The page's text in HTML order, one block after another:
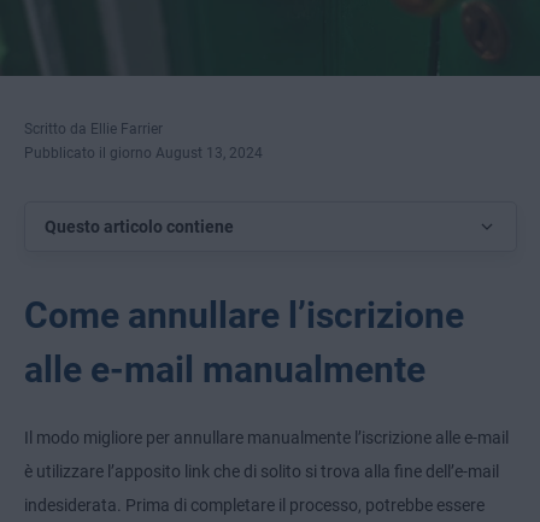
Scritto da Ellie Farrier
Pubblicato il giorno August 13, 2024
Questo articolo contiene
Come annullare l’iscrizione
alle e-mail manualmente
Il modo migliore per annullare manualmente l’iscrizione alle e-mail
è utilizzare l’apposito link che di solito si trova alla fine dell’e-mail
indesiderata. Prima di completare il processo, potrebbe essere